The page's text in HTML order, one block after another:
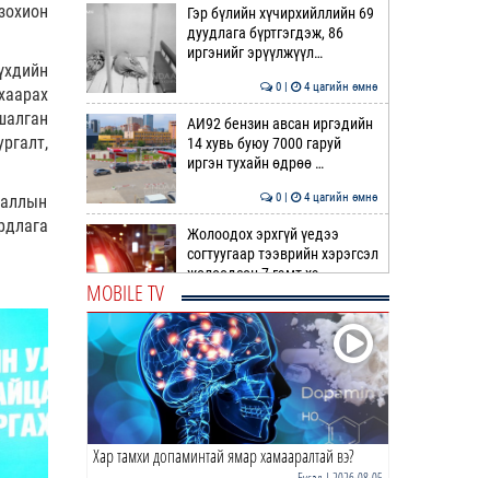
Гэр бүлийн хүчирхийллийн 69
дуудлага бүртгэгдэж, 86
иргэнийг эрүүлжүүл…
0 | 4 цагийн өмнө
АИ92 бензин авсан иргэдийн
14 хувь буюу 7000 гаруй
иргэн тухайн өдрөө …
0 | 4 цагийн өмнө
Жолоодох эрхгүй үедээ
согтуугаар тээврийн хэрэгсэл
жолоодсон 7 гэмт хэ…
Ноцтой зөрчил гаргасан
автобусны жолоочийг ажлаас
нь ЧӨЛӨӨЛЖЭЭ
0 | 5 цагийн өмнө
“Цалинтай ээж”-ийн 50
MOBILE TV
Хар тамхи допаминтай ямар хамааралтай вэ?